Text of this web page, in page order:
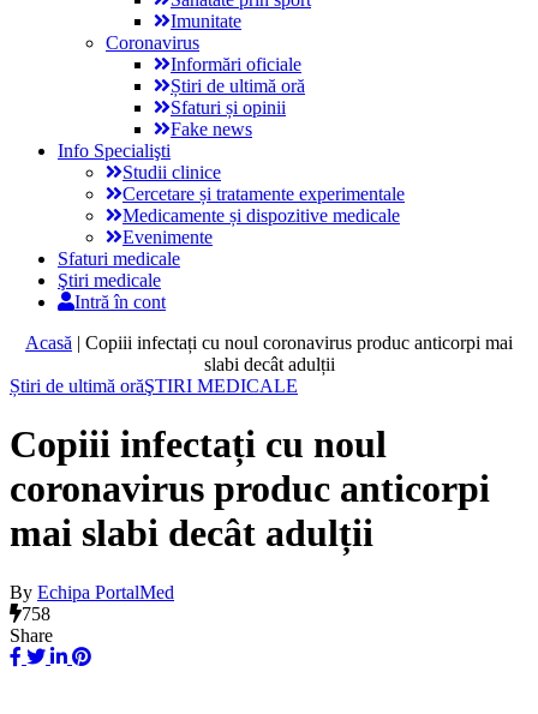
Imunitate
Coronavirus
Informări oficiale
Știri de ultimă oră
Sfaturi și opinii
Fake news
Info Specialişti
Studii clinice
Cercetare și tratamente experimentale
Medicamente și dispozitive medicale
Evenimente
Sfaturi medicale
Ştiri medicale
Intră în cont
Acasă | Copiii infectați cu noul coronavirus produc anticorpi mai
slabi decât adulții
Știri de ultimă orăŞTIRI MEDICALE
Copiii infectați cu noul
coronavirus produc anticorpi
mai slabi decât adulții
By Echipa PortalMed
758
Share